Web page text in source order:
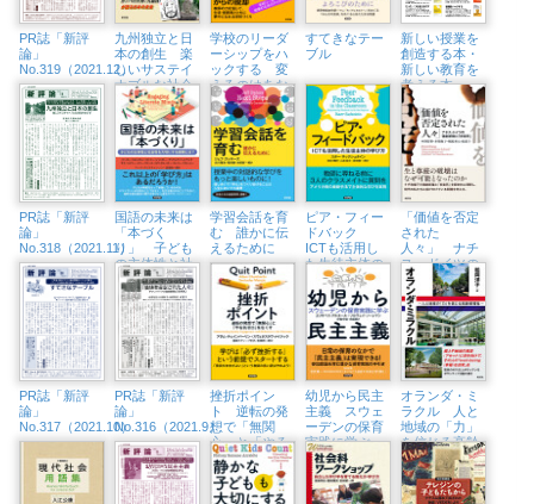
PR誌「新評
論」
No.319（2021.12）
九州独立と日
本の創生 楽
しいサステイ
ナブルな社会
をめざす
学校のリーダ
ーシップをハ
ックする 変
えるのはあな
た
すてきなテー
ブル
新しい授業を
創造する本・
新しい教育を
考える本
PR誌「新評
論」
No.318（2021.11）
国語の未来は
「本づく
り」 子ども
の主体性と社
会性を大切に
する授業と
は？
学習会話を育
む 誰かに伝
えるために
ピア・フィー
ドバック
ICTも活用し
た生徒主体の
学び方
「価値を否定
された
人々」 ナチ
ス・ドイツの
強制断種と
「安楽死」
PR誌「新評
論」
No.317（2021.10）
PR誌「新評
論」
No.316（2021.9）
挫折ポイン
ト 逆転の発
想で「無関
心」と「やる
気ゼロ」をな
くす
幼児から民主
主義 スウェ
ーデンの保育
実践に学ぶ
オランダ・ミ
ラクル 人と
地域の「力」
を信じる高齢
者福祉